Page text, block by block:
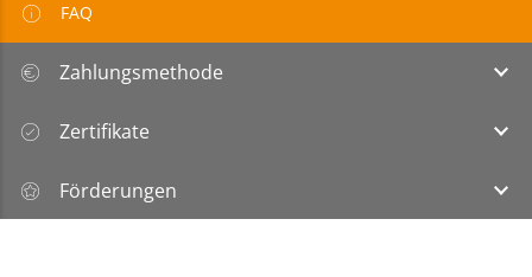
FAQ
Zahlungsmethode
Zertifikate
Förderungen